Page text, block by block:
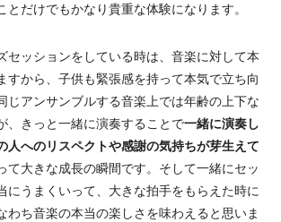
とだけでもかなり貴重な体験になります。
セッションをしている時は、音楽に対して本
すから、子供も緊張感を持って本気で立ち向
じアンサンブルする音楽上では年齢の上下な
、きっと一緒に演奏することで一緒に演奏し
人へのリスペクトや感謝の気持ちが芽生えて
て大きな成長の瞬間です。そして一緒にセッ
にうまくいって、大きな拍手をもらえた時に
わち音楽の本当の楽しさを味わえると思いま